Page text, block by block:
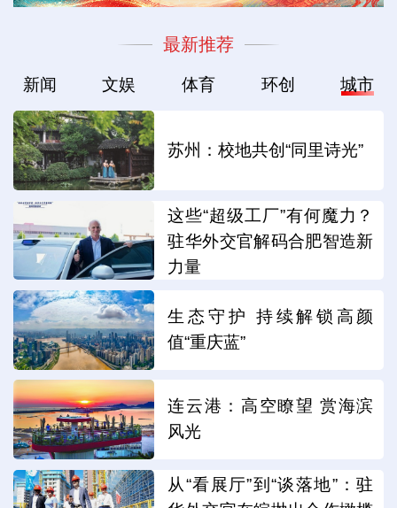
最新推荐
新闻 文娱 体育 环创 城市
苏州：校地共创“同里诗光”
这些“超级工厂”有何魔力？
驻华外交官解码合肥智造新
力量
生态守护 持续解锁高颜
值“重庆蓝”
连云港：高空瞭望 赏海滨
风光
从“看展厅”到“谈落地”：驻